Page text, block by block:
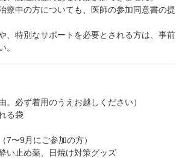
療中の方についても、医師の参加同意書の提
、特別なサポートを必要とされる方は、事前
。
。必ず着用のうえお越しください）
る袋
7〜9月にご参加の方）
い止め薬、日焼け対策グッズ